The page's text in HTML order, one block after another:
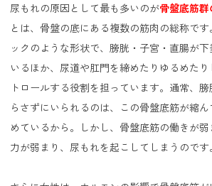
尿もれの原因として最も多いのが骨盤底筋
とは、骨盤の底にある複数の筋肉の総称で
ックのような形状で、膀胱・子宮・直腸が
いるほか、尿道や肛門を締めたりゆるめた
トロールする役割を担っています。通常、
らさずにいられるのは、この骨盤底筋が縮
めているから。しかし、骨盤底筋の働きが
力が弱まり、尿もれを起こしてしまうのです。